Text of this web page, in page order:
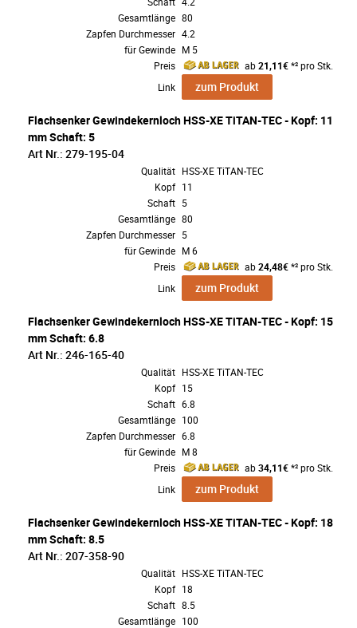
Gesamtlänge 80
Zapfen Durchmesser 4.2
für Gewinde M 5
Preis
ab21,11€*² pro Stk.
Link
zum Produkt
Flachsenker Gewindekernloch HSS-XE TiTAN-TEC - Kopf: 11
mm Schaft: 5
Art Nr.: 279-195-04
Qualität HSS-XE TiTAN-TEC
Kopf 11
Schaft 5
Gesamtlänge 80
Zapfen Durchmesser 5
für Gewinde M 6
Preis
ab24,48€*² pro Stk.
Link
zum Produkt
Flachsenker Gewindekernloch HSS-XE TiTAN-TEC - Kopf: 15
mm Schaft: 6.8
Art Nr.: 246-165-40
Qualität HSS-XE TiTAN-TEC
Kopf 15
Schaft 6.8
Gesamtlänge 100
Zapfen Durchmesser 6.8
für Gewinde M 8
Preis
ab34,11€*² pro Stk.
Link
zum Produkt
Flachsenker Gewindekernloch HSS-XE TiTAN-TEC - Kopf: 18
mm Schaft: 8.5
Art Nr.: 207-358-90
Qualität HSS-XE TiTAN-TEC
Kopf 18
Schaft 8.5
Gesamtlänge 100